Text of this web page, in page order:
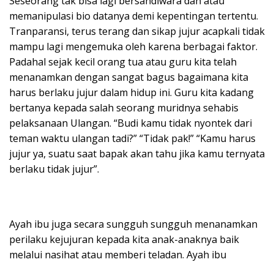
memanipulasi bio datanya demi kepentingan tertentu.
Tranparansi, terus terang dan sikap jujur acapkali tidak
mampu lagi mengemuka oleh karena berbagai faktor.
Padahal sejak kecil orang tua atau guru kita telah
menanamkan dengan sangat bagus bagaimana kita
harus berlaku jujur dalam hidup ini. Guru kita kadang
bertanya kepada salah seorang muridnya sehabis
pelaksanaan Ulangan. “Budi kamu tidak nyontek dari
teman waktu ulangan tadi?” “Tidak pak!” “Kamu harus
jujur ya, suatu saat bapak akan tahu jika kamu ternyata
berlaku tidak jujur”.
Ayah ibu juga secara sungguh sungguh menanamkan
perilaku kejujuran kepada kita anak-anaknya baik
melalui nasihat atau memberi teladan. Ayah ibu